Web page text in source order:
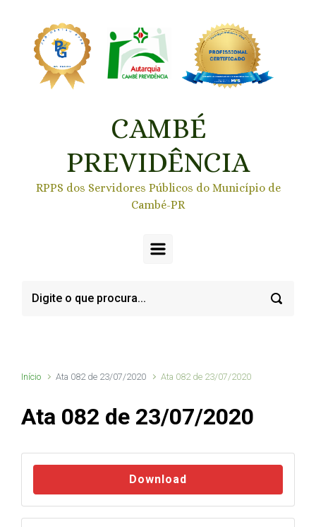
CAMBÉ
PREVIDÊNCIA
RPPS dos Servidores Públicos do Município de
Cambé-PR
Início Ata 082 de 23/07/2020 Ata 082 de 23/07/2020
Ata 082 de 23/07/2020
Download